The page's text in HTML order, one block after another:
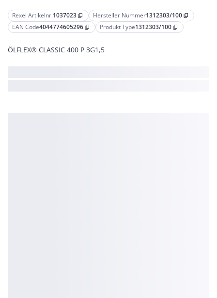
Rexel Artikelnr.1037023 content_copy Hersteller Nummer1312303/100 content_copy
EAN Code4044774605296 content_copy Produkt Type1312303/100 content_copy
ÖLFLEX® CLASSIC 400 P 3G1,5